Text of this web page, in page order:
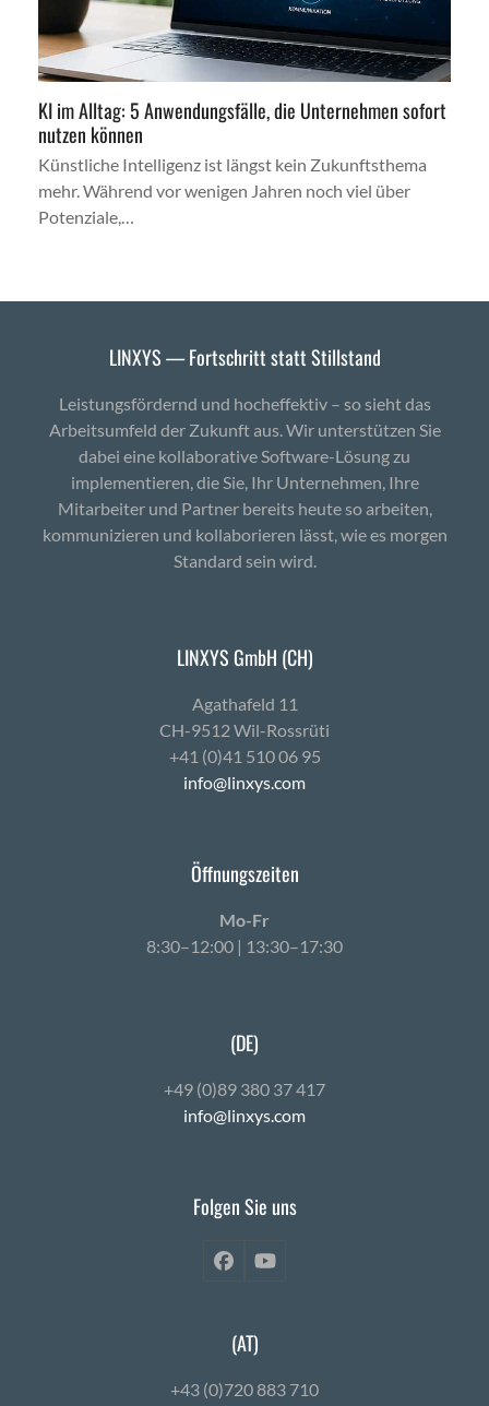
KI im Alltag: 5 Anwendungsfälle, die Unternehmen sofort
nutzen können
Künstliche Intelligenz ist längst kein Zukunftsthema
mehr. Während vor wenigen Jahren noch viel über
Potenziale,…
LINXYS — Fortschritt statt Stillstand
Leistungsfördernd und hocheffektiv – so sieht das
Arbeitsumfeld der Zukunft aus. Wir unterstützen Sie
dabei eine kollaborative Software-Lösung zu
implementieren, die Sie, Ihr Unternehmen, Ihre
Mitarbeiter und Partner bereits heute so arbeiten,
kommunizieren und kollaborieren lässt, wie es morgen
Standard sein wird.
LINXYS GmbH (CH)
Agath­afeld 11
CH-9512 Wil-Ross­rüti
+41 (0)41 510 06 95
info@linxys.com
Öffnungszeiten
Mo-Fr
8:30–12:00 | 13:30–17:30
(DE)
+49 (0)89 380 37 417
info@linxys.com
Folgen Sie uns
FacebookYouTube
(AT)
+43 (0)720 883 710